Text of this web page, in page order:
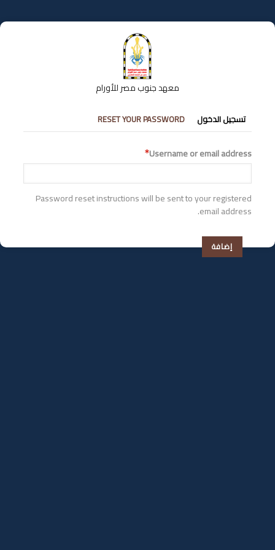
إلى
المحتوى
معهد جنوب مصر للأورام
التبويبات
الأساسية
تسجيل الدخول RESET YOUR PASSWORD
Username or email address
Password reset instructions will be sent to your registered
email address.